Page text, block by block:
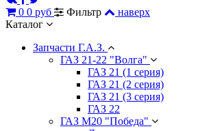
0 0 руб Фильтр
наверх
Каталог
Запчасти Г.А.З.
ГАЗ 21-22 "Волга"
ГАЗ 21 (1 серия)
ГАЗ 21 (2 серия)
ГАЗ 21 (3 серия)
ГАЗ 22
ГАЗ М20 "Победа"